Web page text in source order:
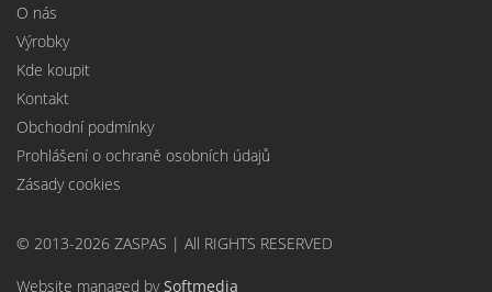
O nás
Výrobky
Kde koupit
Kontakt
Obchodní podmínky
Prohlášení o ochraně osobních údajů
Zásady cookies
© 2013-2026 ZASPAS | All RIGHTS RESERVED
Website managed bySoftmedia